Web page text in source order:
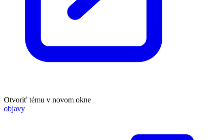
Otvoriť tému v novom okne
objavy